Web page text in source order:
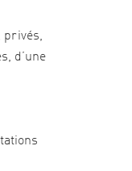
privés,
d’une